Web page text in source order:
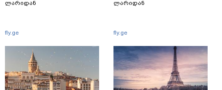
ლარიდან
fly.ge
ლარიდან
fly.ge